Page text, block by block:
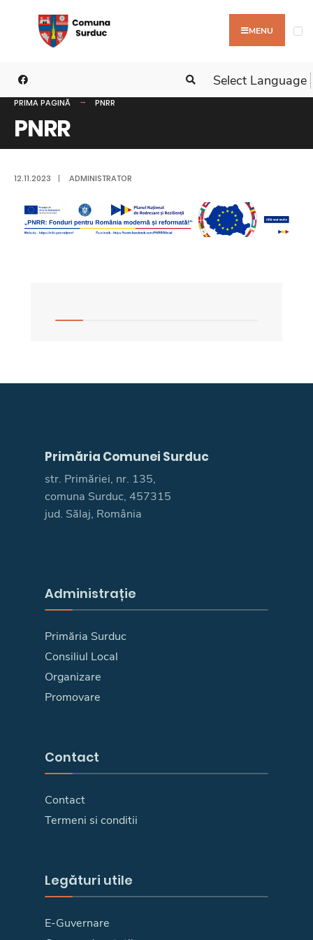
MENU
Select Language
PRIMA PAGINĂ PNRR
PNRR
12.11.2023 | ADMINISTRATOR
Primăria Comunei Surduc
str. Primăriei, nr. 135,
comuna Surduc, 457315
jud. Sălaj, România
Administrație
Primăria Surduc
Consiliul Local
Organizare
Promovare
Contact
Contact
Termeni si conditii
Legături utile
E-Guvernare